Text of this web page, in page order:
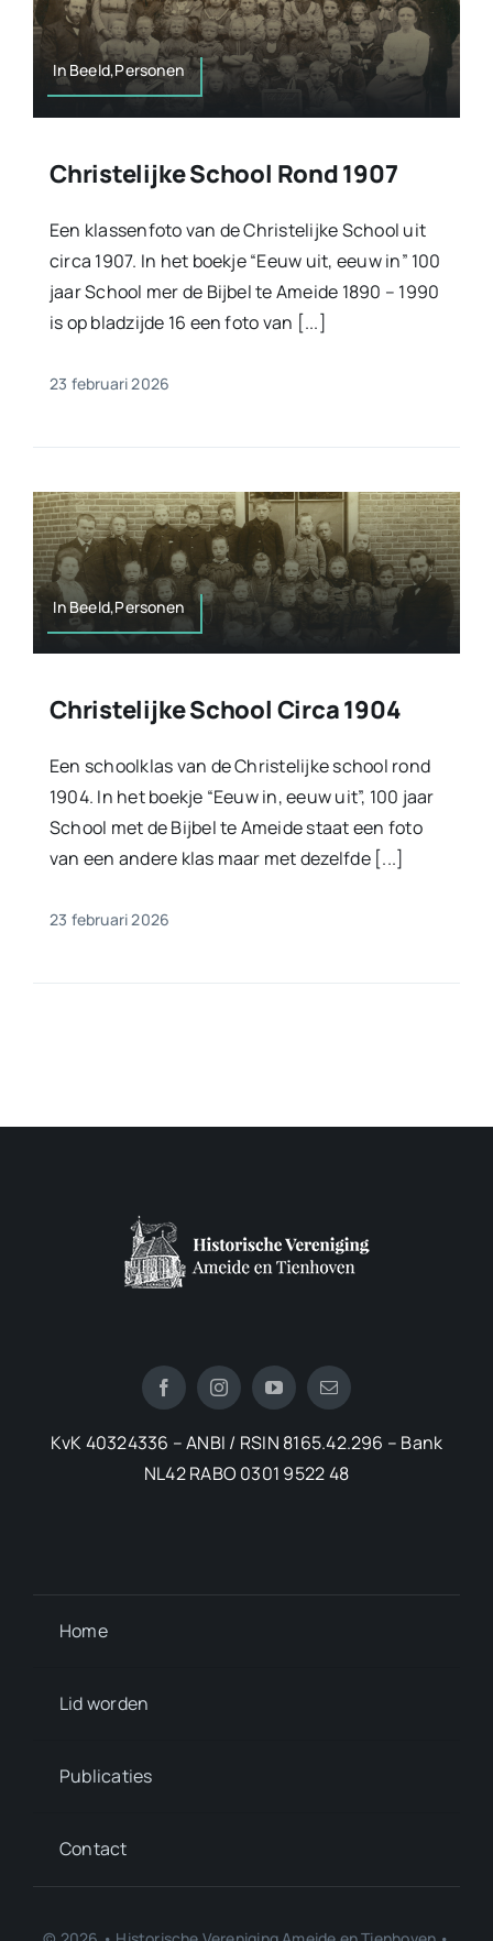
In Beeld,Personen
Christelijke School Rond 1907
Een klassenfoto van de Christelijke School uit
circa 1907. In het boekje “Eeuw uit, eeuw in” 100
jaar School mer de Bijbel te Ameide 1890 – 1990
is op bladzijde 16 een foto van [...]
23 februari 2026
In Beeld,Personen
Christelijke School Circa 1904
Een schoolklas van de Christelijke school rond
1904. In het boekje “Eeuw in, eeuw uit”, 100 jaar
School met de Bijbel te Ameide staat een foto
van een andere klas maar met dezelfde [...]
23 februari 2026
KvK 40324336 – ANBI / RSIN 8165.42.296 – Bank
NL42 RABO 0301 9522 48
Home
Lid worden
Publicaties
Contact